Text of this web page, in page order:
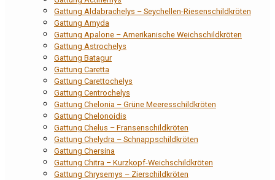
Gattung Aldabrachelys – Seychellen-Riesenschildkröten
Gattung Amyda
Gattung Apalone – Amerikanische Weichschildkröten
Gattung Astrochelys
Gattung Batagur
Gattung Caretta
Gattung Carettochelys
Gattung Centrochelys
Gattung Chelonia – Grüne Meeresschildkröten
Gattung Chelonoidis
Gattung Chelus – Fransenschildkröten
Gattung Chelydra – Schnappschildkröten
Gattung Chersina
Gattung Chitra – Kurzkopf-Weichschildkröten
Gattung Chrysemys – Zierschildkröten